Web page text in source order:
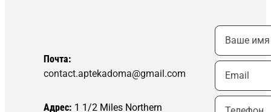
Почта:
contact.aptekadoma@gmail.com
Адрес: 1 1/2 Miles Northern